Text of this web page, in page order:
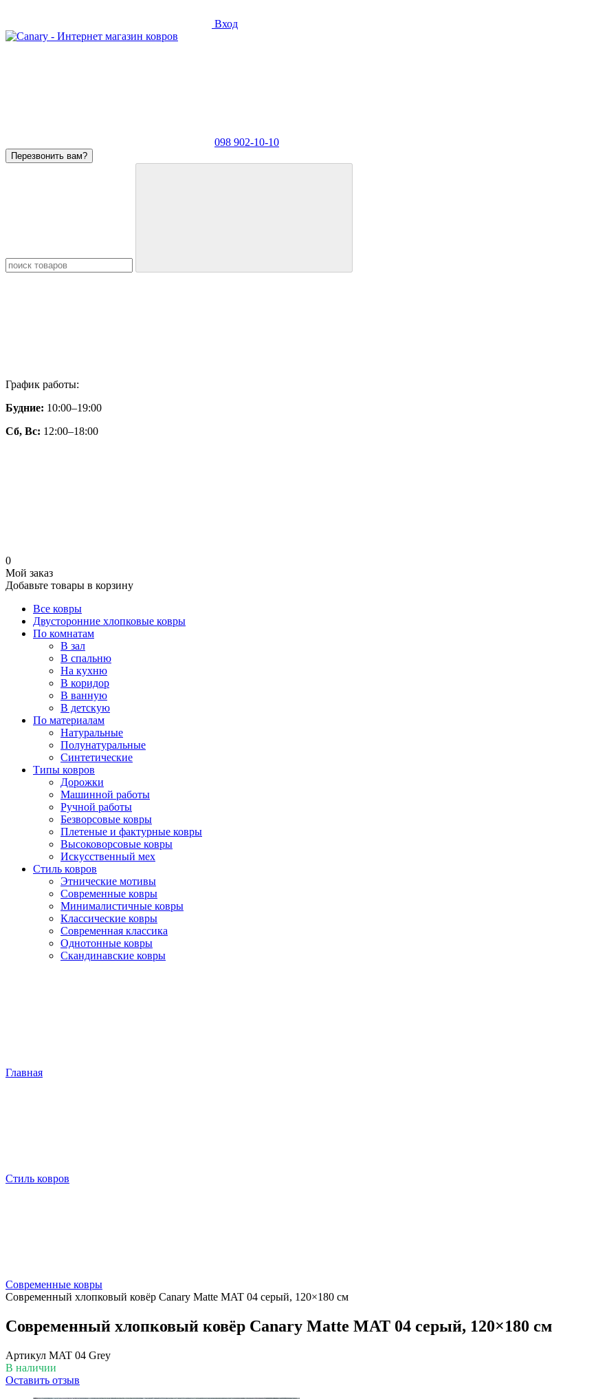
Вход
098 902-10-10
Перезвонить вам?
График работы:
Будние: 10:00–19:00
Сб, Вс: 12:00–18:00
0
Мой заказ
Добавьте товары в корзину
Все ковры
Двусторонние хлопковые ковры
По комнатам
В зал
В спальню
На кухню
В коридор
В ванную
В детскую
По материалам
Натуральные
Полунатуральные
Синтетические
Типы ковров
Дорожки
Машинной работы
Ручной работы
Безворсовые ковры
Плетеные и фактурные ковры
Высоковорсовые ковры
Искусственный мех
Стиль ковров
Этнические мотивы
Современные ковры
Минималистичные ковры
Классические ковры
Современная классика
Однотонные ковры
Скандинавские ковры
Главная
Стиль ковров
Современные ковры
Современный хлопковый ковёр Canary Matte MAT 04 серый, 120×180 см
Современный хлопковый ковёр Canary Matte MAT 04 серый, 120×180 см
Артикул MAT 04 Grey
В наличии
Оставить отзыв